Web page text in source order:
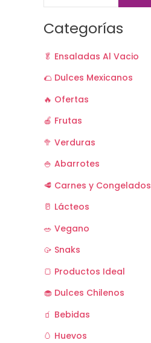
c
a
p
o
Categorías
🥬 Ensaladas Al Vacio
🌮 Dulces Mexicanos
🔥 Ofertas
🍎 Frutas
🥦 Verduras
🍚 Abarrotes
🥩 Carnes y Congelados
🥛 Lácteos
🥗 Vegano
🥠 Snaks
🍞 Productos Ideal
🧁 Dulces Chilenos
🧃 Bebidas
🥚 Huevos